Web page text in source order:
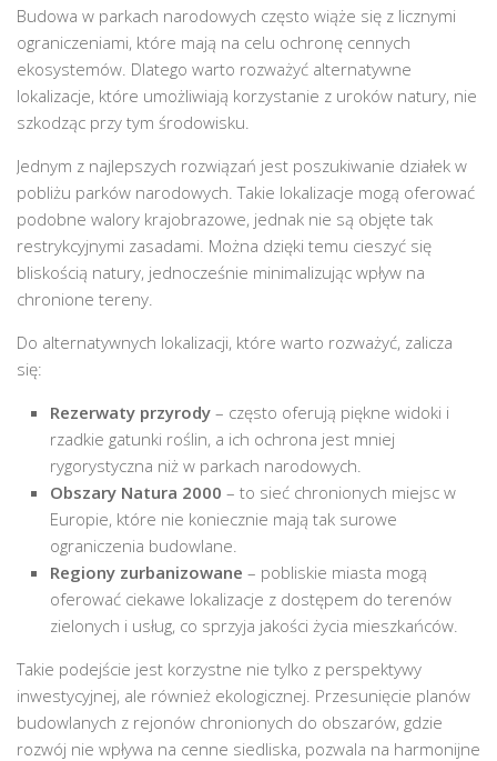
Budowa w parkach narodowych często wiąże się z licznymi
ograniczeniami, które mają na celu ochronę cennych
ekosystemów. Dlatego warto rozważyć alternatywne
lokalizacje, które umożliwiają korzystanie z uroków natury, nie
szkodząc przy tym środowisku.
Jednym z najlepszych rozwiązań jest poszukiwanie działek w
pobliżu parków narodowych. Takie lokalizacje mogą oferować
podobne walory krajobrazowe, jednak nie są objęte tak
restrykcyjnymi zasadami. Można dzięki temu cieszyć się
bliskością natury, jednocześnie minimalizując wpływ na
chronione tereny.
Do alternatywnych lokalizacji, które warto rozważyć, zalicza
się:
Rezerwaty przyrody – często oferują piękne widoki i
rzadkie gatunki roślin, a ich ochrona jest mniej
rygorystyczna niż w parkach narodowych.
Obszary Natura 2000 – to sieć chronionych miejsc w
Europie, które nie koniecznie mają tak surowe
ograniczenia budowlane.
Regiony zurbanizowane – pobliskie miasta mogą
oferować ciekawe lokalizacje z dostępem do terenów
zielonych i usług, co sprzyja jakości życia mieszkańców.
Takie podejście jest korzystne nie tylko z perspektywy
inwestycyjnej, ale również ekologicznej. Przesunięcie planów
budowlanych z rejonów chronionych do obszarów, gdzie
rozwój nie wpływa na cenne siedliska, pozwala na harmonijne